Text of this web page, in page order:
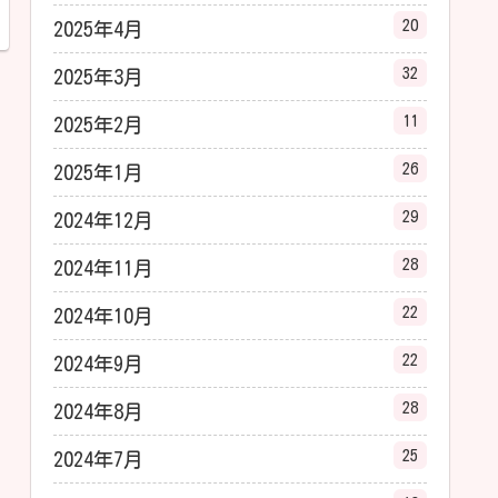
2025年4月 20
2025年3月 32
2025年2月 11
2025年1月 26
2024年12月 29
2024年11月 28
2024年10月 22
2024年9月 22
2024年8月 28
2024年7月 25